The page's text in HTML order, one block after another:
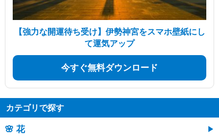
【強力な開運待ち受け】伊勢神宮をスマホ壁紙にし
て運気アップ
今すぐ無料ダウンロード
カテゴリで探す
🌸 花